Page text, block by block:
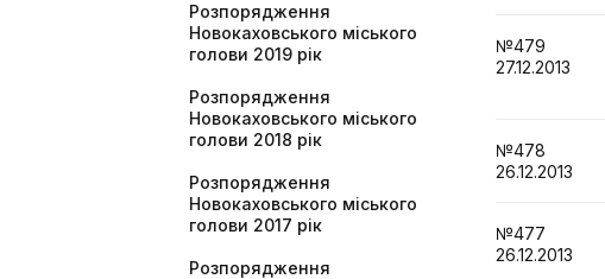
Розпорядження
Новокаховського міського
голови 2019 рік
Розпорядження
Новокаховського міського
голови 2018 рік
Розпорядження
Новокаховського міського
голови 2017 рік
Розпорядження
№479
27.12.2013
№478
26.12.2013
№477
26.12.2013